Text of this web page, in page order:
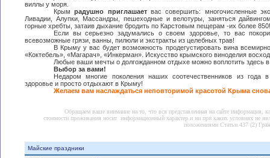
виллы у моря.
Крымрадушно приглашаетвас совершить: многочисленные
Ливадии, Алупки, Массандры, пешеходные и велотуры, заняться
горные хребты, затаив дыхание бродить по Карстовым пещерам -их более 850!
Если вы серьезно задумались о своем здоровье, то вас
всевозможные грязи, ванны, пилюли и экстракты из целебных трав!
В Крыму у вас будет возможность продегустировать вина
«Коктебель», «Магарач», «Инкерман». Искусство крымского виноделия
Любые ваши мечты о долгожданном отдыхе можно воплотить здесь в
Выбор за вами!
Недаром многие поколения наших соотечественников из года
здоровье и просто отдыхают в Крыму!
Желаем вам наслаждаться неповторимой красотой Крыма
Обращаем ваше внимание на то, что вся представленная на сайте информация,
стоимости проживания носит информационный характер и ни при каких условиях не
положениями Статьи 437 (2)
Майские праздники